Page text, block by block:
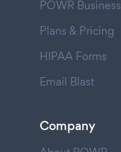
POWR Business
Plans & Pricing
HIPAA Forms
Email Blast
Company